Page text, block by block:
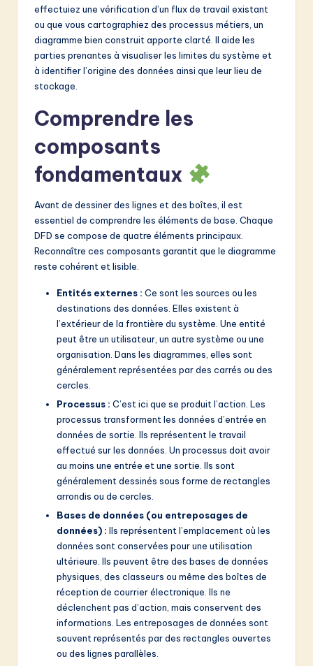
w
ti
o
effectuiez une vérification d’un flux de travail existant
ou que vous cartographiez des processus métiers, un
diagramme bien construit apporte clarté. Il aide les
parties prenantes à visualiser les limites du système et
à identifier l’origine des données ainsi que leur lieu de
stockage.
Comprendre les
composants
fondamentaux
Avant de dessiner des lignes et des boîtes, il est
essentiel de comprendre les éléments de base. Chaque
DFD se compose de quatre éléments principaux.
Reconnaître ces composants garantit que le diagramme
reste cohérent et lisible.
Entités externes : Ce sont les sources ou les
destinations des données. Elles existent à
l’extérieur de la frontière du système. Une entité
peut être un utilisateur, un autre système ou une
organisation. Dans les diagrammes, elles sont
généralement représentées par des carrés ou des
cercles.
Processus : C’est ici que se produit l’action. Les
processus transforment les données d’entrée en
données de sortie. Ils représentent le travail
effectué sur les données. Un processus doit avoir
au moins une entrée et une sortie. Ils sont
généralement dessinés sous forme de rectangles
arrondis ou de cercles.
Bases de données (ou entreposages de
données) : Ils représentent l’emplacement où les
données sont conservées pour une utilisation
ultérieure. Ils peuvent être des bases de données
physiques, des classeurs ou même des boîtes de
réception de courrier électronique. Ils ne
déclenchent pas d’action, mais conservent des
informations. Les entreposages de données sont
souvent représentés par des rectangles ouvertes
ou des lignes parallèles.